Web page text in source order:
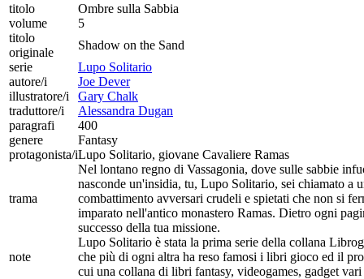
titolo
Ombre sulla Sabbia
volume
5
titolo
originale
Shadow on the Sand
serie
Lupo Solitario
autore/i
Joe Dever
illustratore/i
Gary Chalk
traduttore/i
Alessandra Dugan
paragrafi
400
genere
Fantasy
protagonista/iLupo Solitario, giovane Cavaliere Ramas
trama
Nel lontano regno di Vassagonia, dove sulle sabbie
nasconde un'insidia, tu, Lupo Solitario, sei chiamato a
combattimento avversari crudeli e spietati che non si
imparato nell'antico monastero Ramas. Dietro ogni
successo della tua missione.
note
Lupo Solitario è stata la prima serie della collana
che più di ogni altra ha reso famosi i libri gioco ed il
cui una collana di libri fantasy, videogames, gadget